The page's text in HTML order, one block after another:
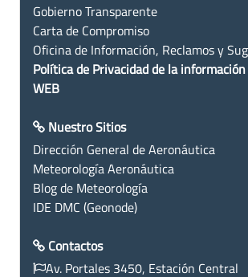
Gobierno Transparente
Carta de Compromiso
Oficina de Información, Reclamos y
Política de Privacidad de la
WEB
Nuestro Sitios
Dirección General de Aeronáutica
Meteorología Aeronáutica
Blog de Meteorología
IDE DMC (Geonode)
Contactos
Av. Portales 3450, Estación Central